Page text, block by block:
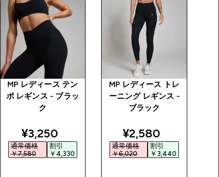
MP レディース テン
ポ レギンス - ブラッ
ク
discounted price
¥3,250‎
通常価格
￥7,580‎
割引
￥4,330‎
MP レディース トレ
ーニング レギンス -
ブラック
discounted price
¥2,580‎
通常価格
￥6,020‎
割引
￥3,440‎